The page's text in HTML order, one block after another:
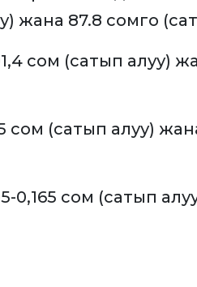
жана 87.8 сомго
сом (сатып алуу)
сом (сатып алуу)
0,165 сом (сатып